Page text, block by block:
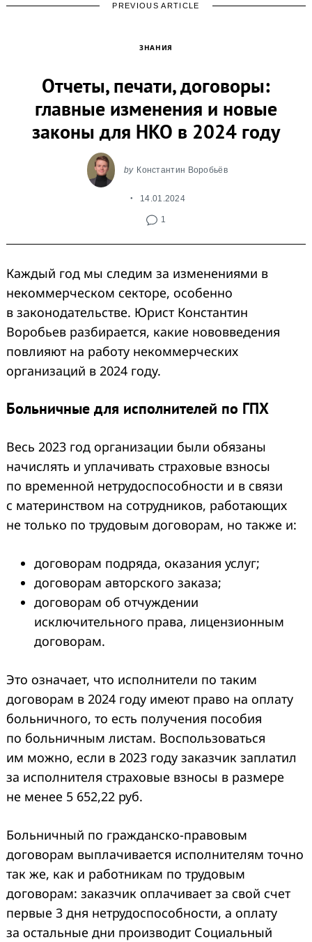
PREVIOUS ARTICLE
ЗНАНИЯ
Отчеты, печати, договоры:
главные изменения и новые
законы для НКО в 2024 году
by Константин Воробьёв
14.01.2024
1
Каждый год мы следим за изменениями в
некоммерческом секторе, особенно
в законодательстве. Юрист Константин
Воробьев разбирается, какие нововведения
повлияют на работу некоммерческих
организаций в 2024 году.
Больничные для исполнителей по ГПХ
Весь 2023 год организации были обязаны
начислять и уплачивать страховые взносы
по временной нетрудоспособности и в связи
с материнством на сотрудников, работающих
не только по трудовым договорам, но также и:
договорам подряда, оказания услуг;
договорам авторского заказа;
договорам об отчуждении
исключительного права, лицензионным
договорам.
Это означает, что исполнители по таким
договорам в 2024 году имеют право на оплату
больничного, то есть получения пособия
по больничным листам. Воспользоваться
им можно, если в 2023 году заказчик заплатил
за исполнителя страховые взносы в размере
не менее 5 652,22 руб.
Больничный по гражданско-правовым
договорам выплачивается исполнителям точно
так же, как и работникам по трудовым
договорам: заказчик оплачивает за свой счет
первые 3 дня нетрудоспособности, а оплату
за остальные дни производит Социальный